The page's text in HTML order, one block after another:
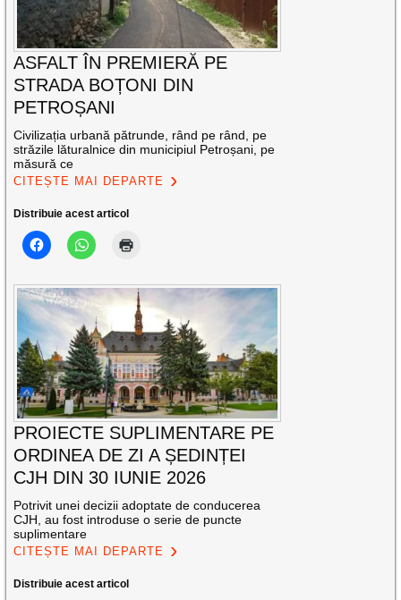
ASFALT ÎN PREMIERĂ PE
STRADA BOȚONI DIN
PETROȘANI
Civilizația urbană pătrunde, rând pe rând, pe
străzile lăturalnice din municipiul Petroșani, pe
măsură ce
CITEȘTE MAI DEPARTE
Distribuie acest articol
PROIECTE SUPLIMENTARE PE
ORDINEA DE ZI A ȘEDINȚEI
CJH DIN 30 IUNIE 2026
Potrivit unei decizii adoptate de conducerea
CJH, au fost introduse o serie de puncte
suplimentare
CITEȘTE MAI DEPARTE
Distribuie acest articol